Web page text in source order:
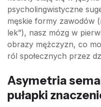
psycholingwistyczne
męskie formy zawodów
lek”), nasz mózg w
obrazy mężczyzn, co
ról społecznych przez
Asymetria
pułapki